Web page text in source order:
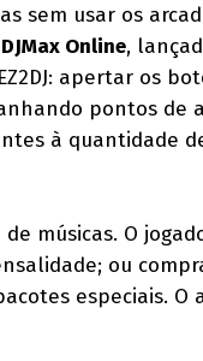
sem usar os
DJMax Online,
apertar os
pontos de
à quantidade
músicas. O
ou
especiais. O